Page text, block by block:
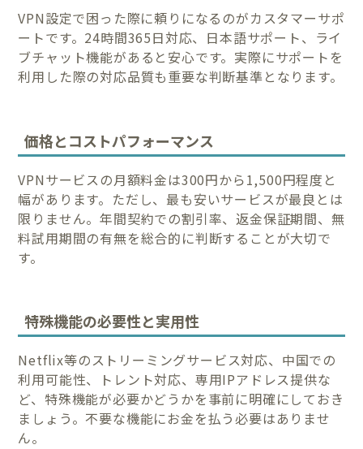
VPN設定で困った際に頼りになるのがカスタマーサポ
ートです。24時間365日対応、日本語サポート、ライ
ブチャット機能があると安心です。実際にサポートを
利用した際の対応品質も重要な判断基準となります。
価格とコストパフォーマンス
VPNサービスの月額料金は300円から1,500円程度と
幅があります。ただし、最も安いサービスが最良とは
限りません。年間契約での割引率、返金保証期間、無
料試用期間の有無を総合的に判断することが大切で
す。
特殊機能の必要性と実用性
Netflix等のストリーミングサービス対応、中国での
利用可能性、トレント対応、専用IPアドレス提供な
ど、特殊機能が必要かどうかを事前に明確にしておき
ましょう。不要な機能にお金を払う必要はありませ
ん。